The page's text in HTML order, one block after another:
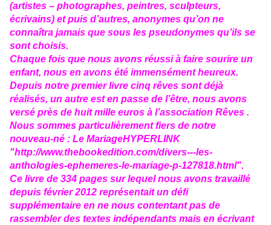
(artistes – photographes, peintres, sculpteurs,
écrivains) et puis d’autres, anonymes qu’on ne
connaîtra jamais que sous les pseudonymes qu’ils se
sont choisis.
Chaque fois que nous avons réussi à faire sourire un
enfant, nous en avons été immensément heureux.
Depuis notre premier livre cinq rêves sont déjà
réalisés, un autre est en passe de l’être, nous avons
versé près de huit mille euros à l’association Rêves .
Nous sommes particulièrement fiers de notre
nouveau-né : Le MariageHYPERLINK
"http://www.thebookedition.com/divers---les-
anthologies-ephemeres-le-mariage-p-127818.html".
Ce livre de 334 pages sur lequel nous avons travaillé
depuis février 2012 représentait un défi
supplémentaire en ne nous contentant pas de
rassembler des textes indépendants mais en écrivant